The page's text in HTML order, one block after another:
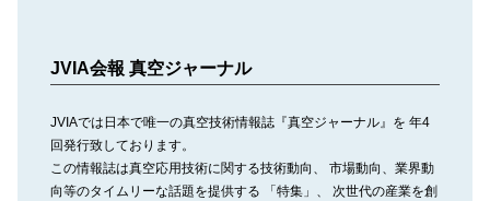
JVIA会報 真空ジャーナル
JVIAでは日本で唯一の真空技術情報誌『真空ジャーナル』を 年4
回発行致しております。
この情報誌は真空応用技術に関する技術動向、 市場動向、業界動
向等のタイムリーな話題を提供する 「特集」、 次世代の産業を創